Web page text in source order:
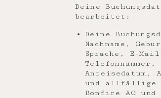
Deine
bearbeitet:
Deine
Nachname,
Sprache, E-
Anreisedatum,
und allfällige
Bonfire AG und